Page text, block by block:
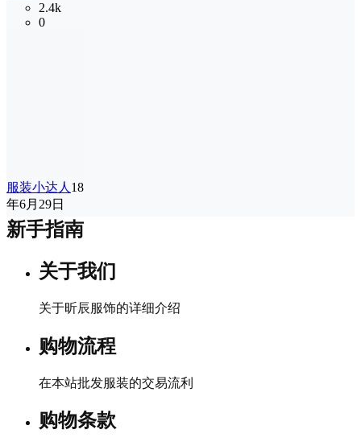
2.4k
0
服装小达人 18
年6月29日
新手指南
关于我们
关于昕辰服饰的详细介绍
购物流程
在本站批发服装的交易流利
购物条款